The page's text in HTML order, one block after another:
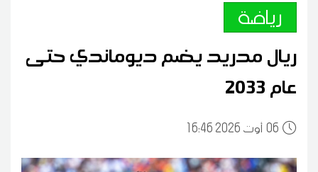
رياضة
ريال مدريد يضم ديوماندي حتى
عام 2033
0616:46 2026 أوت